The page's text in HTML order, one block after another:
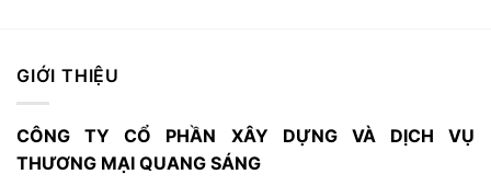
GIỚI THIỆU
CÔNG TY CỔ PHẦN XÂY DỰNG VÀ DỊCH VỤ
THƯƠNG MẠI QUANG SÁNG